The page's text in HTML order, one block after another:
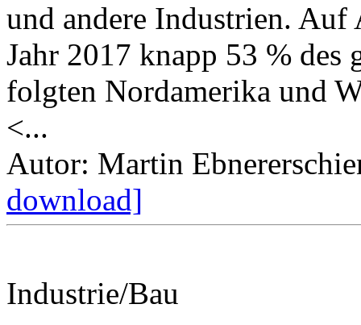
und andere Industrien.
Jahr 2017 knapp 53 % des
folgten Nordamerika und
<...
Autor: Martin Ebner
download]
Industrie/Bau